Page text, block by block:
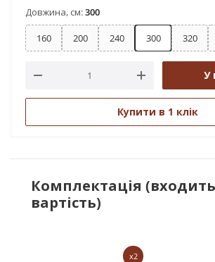
Довжина, см:300
160 200 240 300 320
У
Купити в 1 клік
Комплектація
вартість)
x2